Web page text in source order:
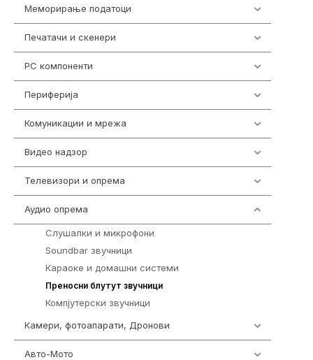
Меморирање податоци
Печатачи и скенери
PC компоненти
Периферија
Комуникации и мрежа
Видео надзор
Телевизори и опрема
Аудио опрема
Слушалки и микрофони
Soundbar звучници
Караоке и домашни системи
Преносни блутут звучници
Компјутерски звучници
Камери, фотоапарати, Дронови
Авто-Мото